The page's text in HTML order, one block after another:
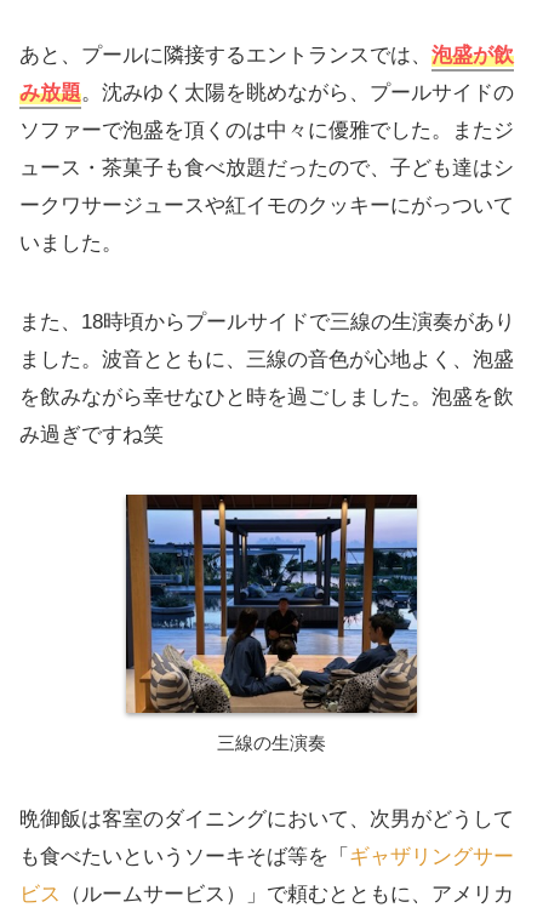
あと、プールに隣接するエントランスでは、 泡盛が飲
み放題。沈みゆく太陽を眺めながら、プールサイドの
ソファーで泡盛を頂くのは中々に優雅でした。またジ
ュース・茶菓子も食べ放題だったので、子ども達はシ
ークワサージュースや紅イモのクッキーにがっついて
いました。
また、18時頃からプールサイドで三線の生演奏があり
ました。波音とともに、三線の音色が心地よく、泡盛
を飲みながら幸せなひと時を過ごしました。泡盛を飲
み過ぎですね笑
三線の生演奏
晩御飯は客室のダイニングにおいて、次男がどうして
も食べたいというソーキそば等を「 ギャザリングサー
ビス
（ルームサービス）」で頼むとともに、アメリカ